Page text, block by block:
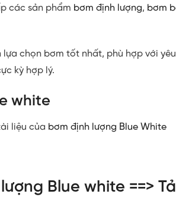
các sản phẩm bơm định lượng, bơm
chọn bơm tốt nhất, phù hợp với
kỳ hợp lý.
white
liệu của bơm định lượng Blue White
Blue white ==>